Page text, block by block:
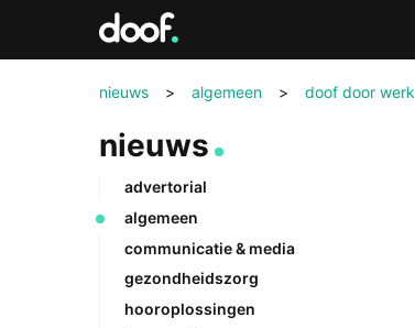
nieuws > algemeen > doof door werk
nieuws
advertorial
algemeen
communicatie & media
gezondheidszorg
hooroplossingen
Doof.nl